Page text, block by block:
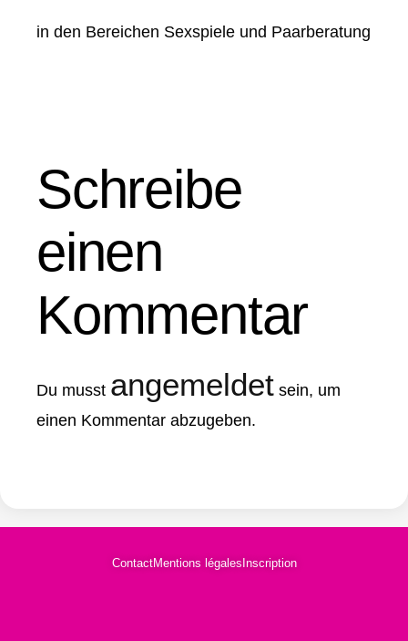
in den Bereichen Sexspiele und Paarberatung
Schreibe
einen
Kommentar
Du musst angemeldet sein, um
einen Kommentar abzugeben.
ContactMentions légalesInscription